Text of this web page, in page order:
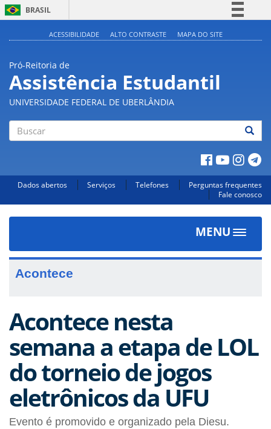
BRASIL
Acesso à informação
Legislação
Canais
ACESSIBILIDADE ALTO CONTRASTE MAPA DO SITE
Pró-Reitoria de
Assistência Estudantil
UNIVERSIDADE FEDERAL DE UBERLÂNDIA
Dados abertos Serviços Telefones
Perguntas frequentes
Fale conosco
MENU
Toggle
Acontece
Acontece nesta
semana a etapa de LOL
do torneio de jogos
eletrônicos da UFU
Evento é promovido e organizado pela Diesu.